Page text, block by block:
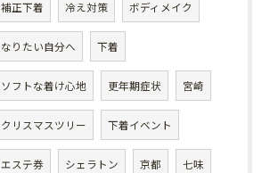
補正下着 冷え対策 ボディメイク
なりたい自分へ 下着
ソフトな着け心地 更年期症状 宮崎
クリスマスツリー 下着イベント
エステ券 シェラトン 京都 七味